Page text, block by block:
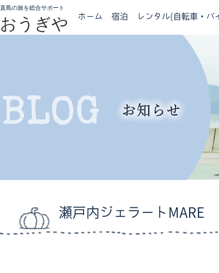
直島の旅を総合サポート
おうぎや ホーム 宿泊 レンタル(自転車・バ
瀬戸内ジェラートMARE